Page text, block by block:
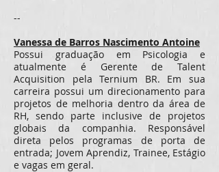
--
Vanessa de Barros Nascimento Antoine
Possui graduação em Psicologia e
atualmente é Gerente de Talent
Acquisition pela Ternium BR. Em sua
carreira possui um direcionamento para
projetos de melhoria dentro da área de
RH, sendo parte inclusive de projetos
globais da companhia. Responsável
direta pelos programas de porta de
entrada; Jovem Aprendiz, Trainee, Estágio
e vagas em geral.